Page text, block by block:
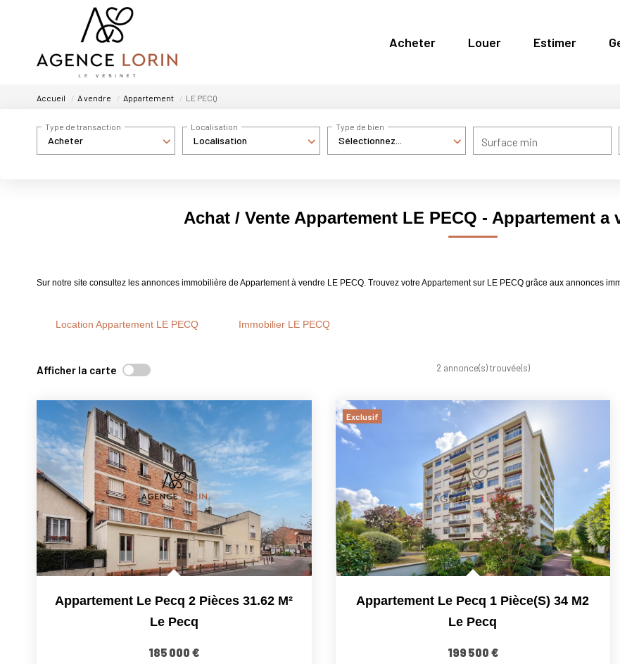
Acheter Louer Estimer
Accueil A vendre Appartement LE PECQ
Acheter
Type de transaction
Localisation
Localisation
Sélectionnez...
Type de bien
Surface min
Achat / Vente Appartement LE PECQ - Appartement a
Sur notre site consultez les annonces immobilière de Appartement à vendre LE PECQ. Trouvez votre Appartement sur LE PECQ grâce aux annonces
Location Appartement LE PECQ Immobilier LE PECQ
Afficher la carte 2 annonce(s) trouvée(s)
Appartement Le Pecq 2 Pièces 31.62 M²
Le Pecq
185 000 €
Exclusif
Appartement Le Pecq 1 Pièce(s) 34 M2
Le Pecq
199 500 €